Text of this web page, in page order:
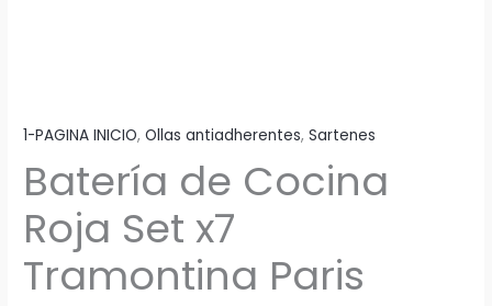
1-PAGINA INICIO,Ollas antiadherentes,Sartenes
Batería de Cocina
Roja Set x7
Tramontina Paris